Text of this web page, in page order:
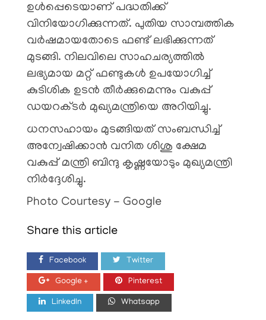
ഉള്‍പ്പെടെയാണ് പദ്ധതിക്ക്
വിനിയോഗിക്കുന്നത്. പുതിയ സാമ്പത്തിക
വര്‍ഷമായതോടെ ഫണ്ട് ലഭിക്കുന്നത്
മുടങ്ങി. നിലവിലെ സാഹചര്യത്തില്‍
ലഭ്യമായ മറ്റ് ഫണ്ടുകള്‍ ഉപയോഗിച്ച്
കുടിശിക ഉടന്‍ തീര്‍ക്കുമെന്നും വകുപ്പ്
ഡയറക്ടര്‍ മുഖ്യമന്ത്രിയെ അറിയിച്ചു.
ധനസഹായം മുടങ്ങിയത് സംബന്ധിച്ച്
അന്വേഷിക്കാന്‍ വനിത ശിശു ക്ഷേമ
വകുപ്പ് മന്ത്രി ബിന്ദു കൃഷ്ണയോടും മുഖ്യമന്ത്രി
നിര്‍ദ്ദേശിച്ചു.
Photo Courtesy - Google
Share this article
Facebook Twitter
Google + Pinterest
LinkedIn Whatsapp